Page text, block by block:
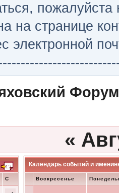
на странице
электронной
Форум
«
С
Календарь событий и
Воскресенье